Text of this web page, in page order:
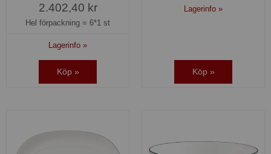
2.402,40 kr
Hel förpackning = 6*1 st
Lagerinfo »
Köp »
Lagerinfo »
Köp »